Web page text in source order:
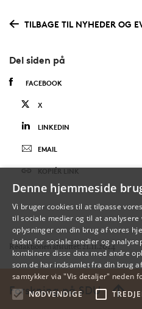
TILBAGE TIL NYHEDER OG
Del siden på
FACEBOOK
X
LINKEDIN
EMAIL
KOPIÉR LINK
Redaktionen afsluttet: 21.11.2024
Forskning på SDU
Denne hjemmeside
Vi bruger cookies til at tilpasse
til sociale medier og til at analysere
oplysninger om din brug af vores
inden for sociale medier og
kombinere disse data med andre
som de har indsamlet fra din brug
samtykker via "Vis detaljer" neden
NØDVENDIGE